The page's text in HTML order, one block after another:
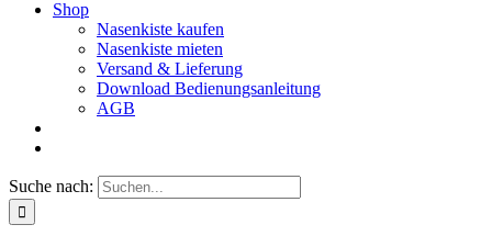
Shop
Nasenkiste kaufen
Nasenkiste mieten
Versand & Lieferung
Download Bedienungsanleitung
AGB
Suche nach: